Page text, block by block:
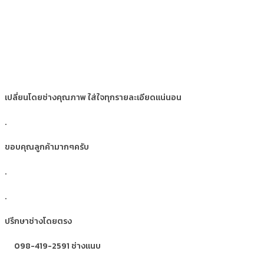
เปลี่ยนโดยช่างคุณภาพ ใส่ใจทุกรายละเอียดแน่นอน
.
ขอบคุณลูกค้ามากๆครับ
.
.
ปรึกษาช่างโดยตรง
098-419-2591 ช่างแนบ